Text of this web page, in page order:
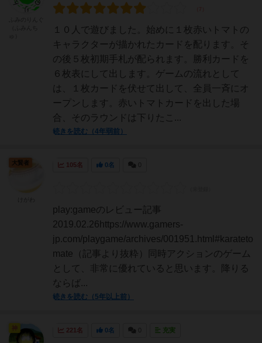
１０人で遊びました。始めに１枚赤いトマトの
キャラクターが描かれたカードを配ります。そ
の後５枚初期手札が配られます。勝利カードを
６枚表にして出します。ゲームの流れとして
は、１枚カードを伏せて出して、全員一斉にオ
ープンします。赤いトマトカードを出した場
合、そのラウンドは下りたこ...
続きを読む（4年弱前）
105名 0名
play:gameのレビュー記事
2019.02.26https://www.gamers-
jp.com/playgame/archives/001951.html#karateto
mate（記事より抜粋）同時アクションのゲーム
として、非常に優れていると思います。降りる
ならば...
続きを読む（5年以上前）
大賢者
221名 0名 充実